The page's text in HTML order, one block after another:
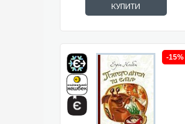
КУПИТИ
-15%